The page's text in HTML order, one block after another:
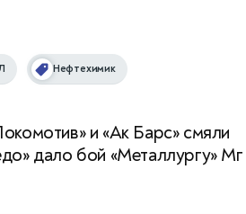
Нефтехимик
и «Ак Барс» смяли
дало бой «Металлургу» Мг